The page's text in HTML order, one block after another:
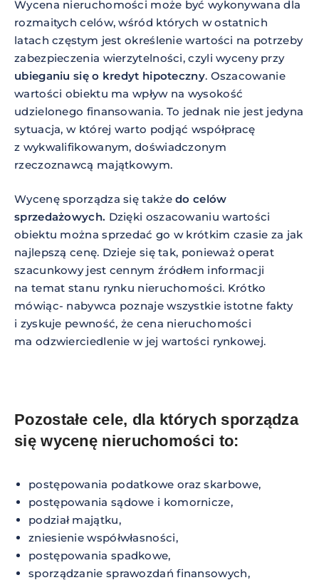
Wycena nieruchomości może być wykonywana dla
rozmaitych celów, wśród których w ostatnich
latach częstym jest określenie wartości na potrzeby
zabezpieczenia wierzytelności, czyli wyceny przy
ubieganiu się o kredyt hipoteczny. Oszacowanie
wartości obiektu ma wpływ na wysokość
udzielonego finansowania. To jednak nie jest jedyna
sytuacja, w której warto podjąć współpracę
z wykwalifikowanym, doświadczonym
rzeczoznawcą majątkowym.
Wycenę sporządza się takżedo celów
sprzedażowych. Dzięki oszacowaniu wartości
obiektu można sprzedać go w krótkim czasie za jak
najlepszą cenę. Dzieje się tak, ponieważ operat
szacunkowy jest cennym źródłem informacji
na temat stanu rynku nieruchomości. Krótko
mówiąc- nabywca poznaje wszystkie istotne fakty
i zyskuje pewność, że cena nieruchomości
ma odzwierciedlenie w jej wartości rynkowej.
Pozostałe cele, dla których sporządza
się wycenę nieruchomości to:
postępowania podatkowe oraz skarbowe,
postępowania sądowe i komornicze,
podział majątku,
zniesienie współwłasności,
postępowania spadkowe,
sporządzanie sprawozdań finansowych,